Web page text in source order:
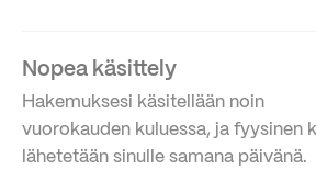
Nopea käsittely
Hakemuksesi käsitellään noin
vuorokauden kuluessa, ja fyysinen
lähetetään sinulle samana päivänä.